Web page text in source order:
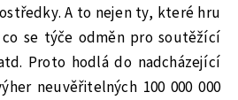
A to nejen ty, které hru
se týče odměn pro soutěžící
Proto hodlá do nadcházející
neuvěřitelných 100 000 000